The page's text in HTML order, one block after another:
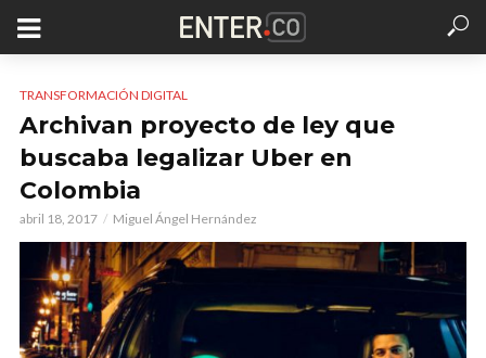
TRANSFORMACIÓN DIGITAL
Archivan proyecto de ley que
buscaba legalizar Uber en
Colombia
abril 18, 2017 Miguel Ángel Hernández